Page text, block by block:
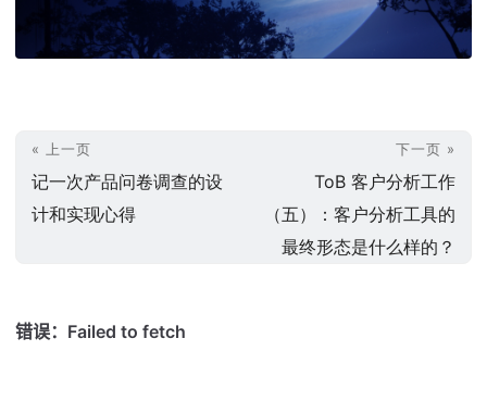
« 上一页
记一次产品问卷调查的设
计和实现心得
下一页 »
ToB 客户分析工作
（五）：客户分析工具的
最终形态是什么样的？